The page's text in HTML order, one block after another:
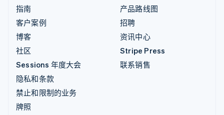
指南
客户案例
博客
社区
Sessions 年度大会
隐私和条款
禁止和限制的业务
牌照
产品路线图
招聘
资讯中心
Stripe Press
联系销售